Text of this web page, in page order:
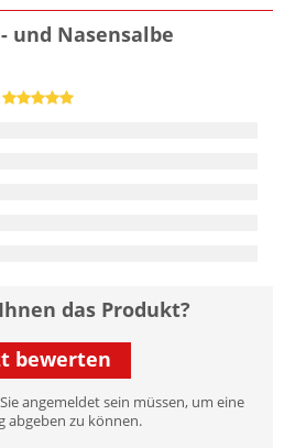
und Nasensalbe
das Produkt?
bewerten
angemeldet sein müssen, um eine
abgeben zu können.